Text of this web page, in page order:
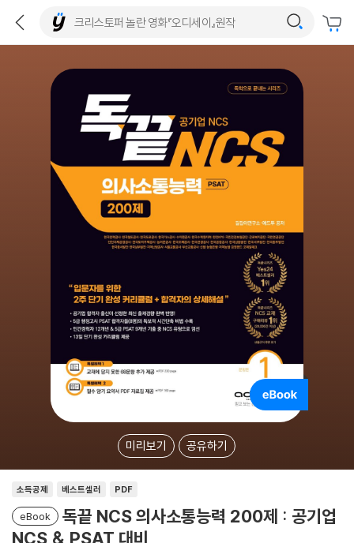
미리보기 공유하기
소득공제 베스트셀러 PDF
eBook
독끝 NCS 의사소통능력 200제 : 공기업
NCS & PSAT 대비